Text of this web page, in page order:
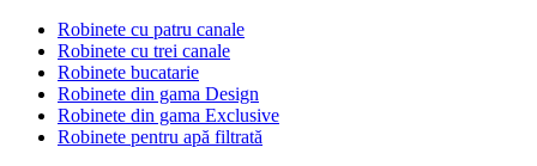
Robinete cu patru canale
Robinete cu trei canale
Robinete bucatarie
Robinete din gama Design
Robinete din gama Exclusive
Robinete pentru apă filtrată